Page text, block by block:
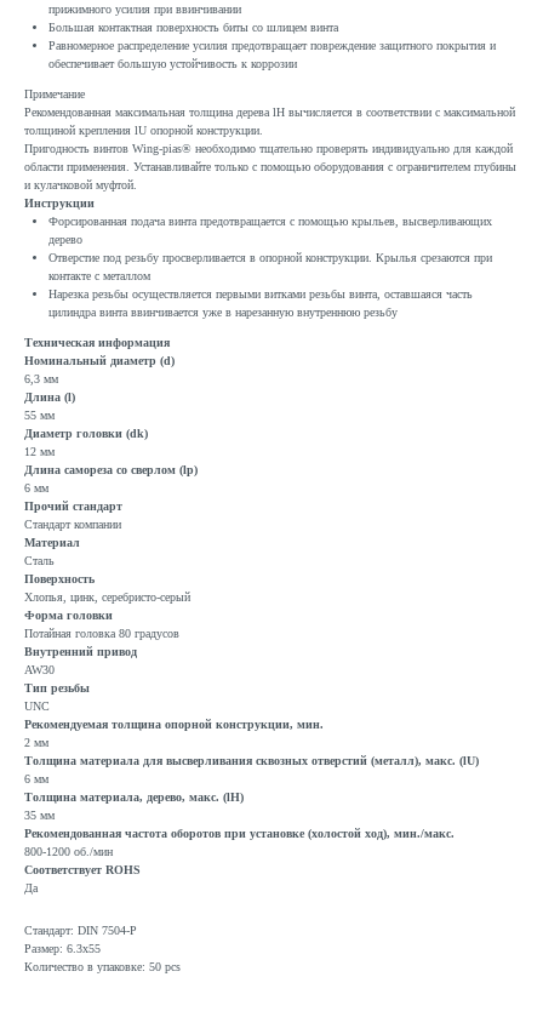
прижимного усилия при ввинчивании
Большая контактная поверхность биты со шлицем винта
Равномерное распределение усилия предотвращает повреждение защитного покрытия и
обеспечивает большую устойчивость к коррозии
Примечание
Рекомендованная максимальная толщина дерева lH вычисляется в соответствии с максимальной
толщиной крепления lU опорной конструкции.
Пригодность винтов Wing-pias® необходимо тщательно проверять индивидуально для каждой
области применения. Устанавливайте только с помощью оборудования с ограничителем глубины
и кулачковой муфтой.
Инструкции
Форсированная подача винта предотвращается с помощью крыльев, высверливающих
дерево
Отверстие под резьбу просверливается в опорной конструкции. Крылья срезаются при
контакте с металлом
Нарезка резьбы осуществляется первыми витками резьбы винта, оставшаяся часть
цилиндра винта ввинчивается уже в нарезанную внутреннюю резьбу
Техническая информация
Номинальный диаметр (d)
6,3 мм
Длина (l)
55 мм
Диаметр головки (dk)
12 мм
Длина самореза со сверлом (lp)
6 мм
Прочий стандарт
Стандарт компании
Материал
Сталь
Поверхность
Хлопья, цинк, серебристо-серый
Форма головки
Потайная головка 80 градусов
Внутренний привод
AW30
Тип резьбы
UNC
Рекомендуемая толщина опорной конструкции, мин.
2 мм
Толщина материала для высверливания сквозных отверстий (металл), макс. (lU)
6 мм
Толщина материала, дерево, макс. (lH)
35 мм
Рекомендованная частота оборотов при установке (холостой ход), мин./макс.
800-1200 об./мин
Соответствует ROHS
Да
Стандарт: DIN 7504-P
Размер: 6.3x55
Количество в упаковке: 50 pcs